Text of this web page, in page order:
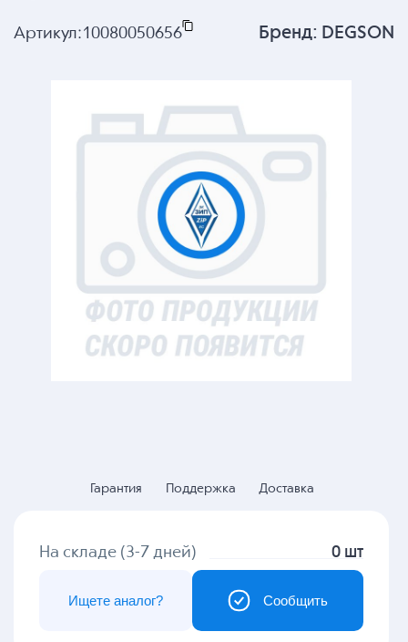
Артикул:10080050656 Бренд: DEGSON
Гарантия Поддержка Доставка
На складе (3-7 дней) 0 шт
Сообщить
Ищете аналог?